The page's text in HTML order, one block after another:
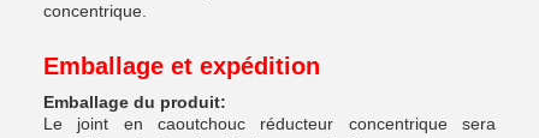
concentrique.
Emballage et expédition
Emballage du produit:
Le joint en caoutchouc réducteur concentrique sera